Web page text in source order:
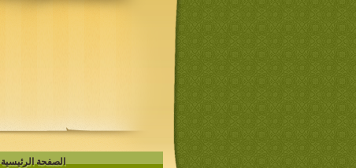
الصفحة الرئيسية